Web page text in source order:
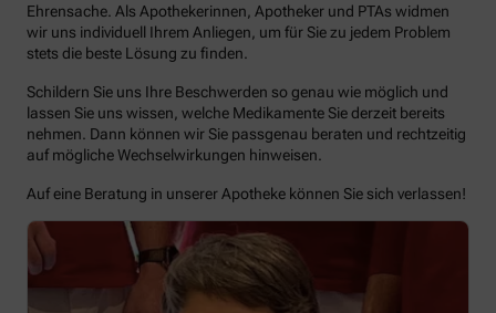
Ehrensache. Als Apothekerinnen, Apotheker und PTAs widmen
wir uns individuell Ihrem Anliegen, um für Sie zu jedem Problem
stets die beste Lösung zu finden.
Schildern Sie uns Ihre Beschwerden so genau wie möglich und
lassen Sie uns wissen, welche Medikamente Sie derzeit bereits
nehmen. Dann können wir Sie passgenau beraten und rechtzeitig
auf mögliche Wechselwirkungen hinweisen.
Auf eine Beratung in unserer Apotheke können Sie sich verlassen!